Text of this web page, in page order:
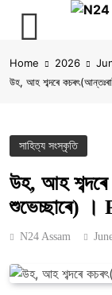
to
content
Home 2026
উহ, আহ শব্দৰে
সাহিত্য সংস্কৃতি
উহ, আহ শব্দৰে
শুভেচ্ছাৰে) ।
N24 Assam